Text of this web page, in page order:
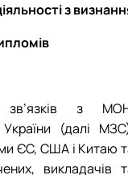
з
зв’язків з
України (далі
ЄС, США і Китаю
викладачів